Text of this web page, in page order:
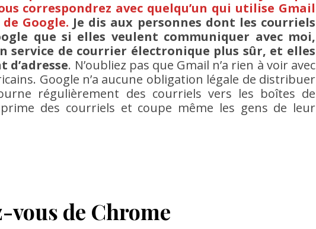
correspondrez avec quelqu’un qui utilise Gmail
Google. Je dis aux personnes dont les courriels
que si elles veulent communiquer avec moi,
service de courrier électronique plus sûr, et elles
. N’oubliez pas que Gmail n’a rien à voir avec
Google n’a aucune obligation légale de distribuer
régulièrement des courriels vers les boîtes de
des courriels et coupe même les gens de leur
vous de Chrome